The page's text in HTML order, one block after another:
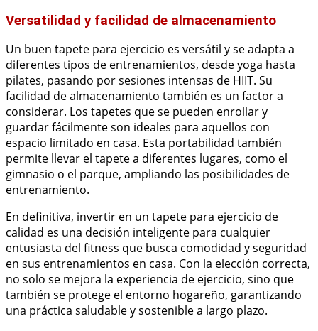
Versatilidad y facilidad de almacenamiento
Un buen tapete para ejercicio es versátil y se adapta a
diferentes tipos de entrenamientos, desde yoga hasta
pilates, pasando por sesiones intensas de HIIT. Su
facilidad de almacenamiento también es un factor a
considerar. Los tapetes que se pueden enrollar y
guardar fácilmente son ideales para aquellos con
espacio limitado en casa. Esta portabilidad también
permite llevar el tapete a diferentes lugares, como el
gimnasio o el parque, ampliando las posibilidades de
entrenamiento.
En definitiva, invertir en un tapete para ejercicio de
calidad es una decisión inteligente para cualquier
entusiasta del fitness que busca comodidad y seguridad
en sus entrenamientos en casa. Con la elección correcta,
no solo se mejora la experiencia de ejercicio, sino que
también se protege el entorno hogareño, garantizando
una práctica saludable y sostenible a largo plazo.